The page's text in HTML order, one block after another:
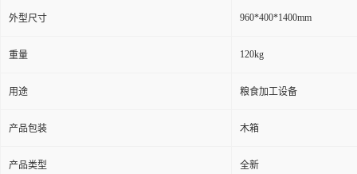
外型尺寸 960*400*1400mm
重量 120kg
用途 粮食加工设备
产品包装 木箱
产品类型 全新